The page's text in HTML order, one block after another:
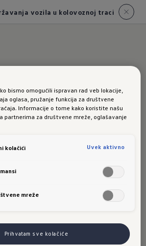
vozila u kolovoznoj traci
vozila
bismo omogućili ispravan rad veb lokacije,
oglasa, pružanje funkcija za društvene
Informacije o tome kako koristite našu
partnerima za društvene mreže, oglašavanje
kolačići Uvek aktivno
mreže
Prihvatam sve kolačiće